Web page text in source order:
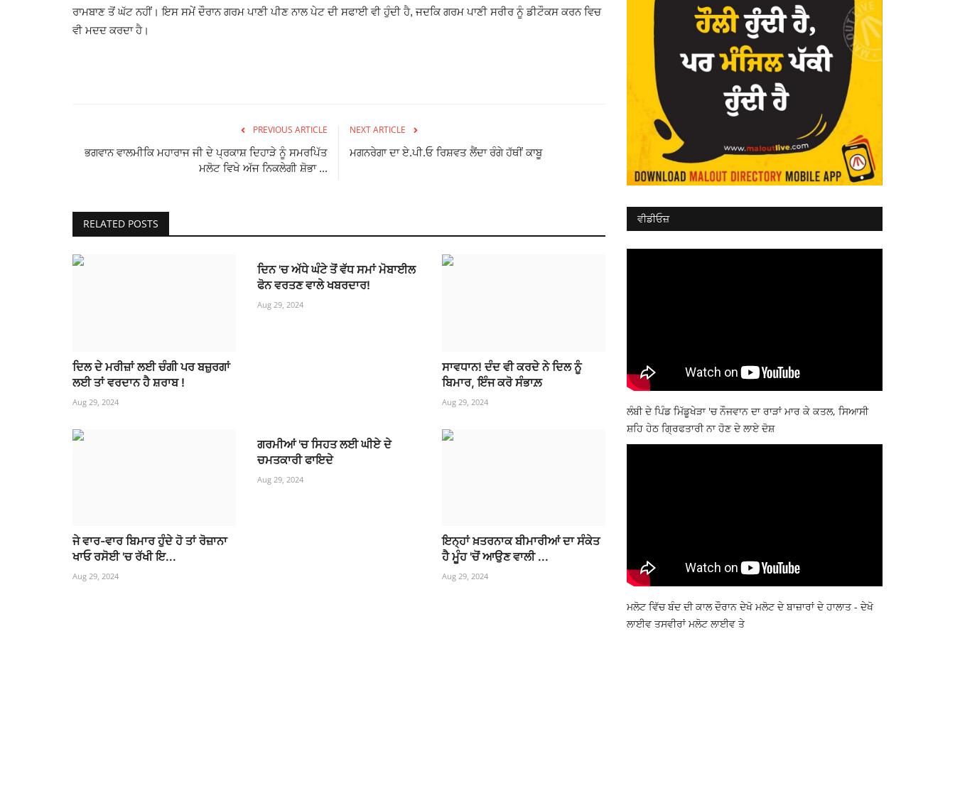
ਰਾਮਬਾਣ ਤੋਂ ਘੱਟ ਨਹੀਂ। ਇਸ ਸਮੇਂ ਦੌਰਾਨ ਗਰਮ ਪਾਣੀ ਪੀਣ ਨਾਲ ਪੇਟ ਦੀ ਸਫਾਈ ਵੀ ਹੁੰਦੀ ਹੈ, ਜਦਕਿ ਗਰਮ ਪਾਣੀ ਸਰੀਰ ਨੂੰ ਡੀਟੌਕਸ ਕਰਨ ਵਿਚ
ਵੀ ਮਦਦ ਕਰਦਾ ਹੈ।
PREVIOUS ARTICLE
ਭਗਵਾਨ ਵਾਲਮੀਕਿ ਮਹਾਰਾਜ ਜੀ ਦੇ ਪ੍ਰਕਾਸ਼ ਦਿਹਾੜੇ ਨੂੰ ਸਮਰਪਿੱਤ
ਮਲੋਟ ਵਿਖੇ ਅੱਜ ਨਿਕਲੇਗੀ ਸ਼ੋਭਾ ...
NEXT ARTICLE
ਮਗਨਰੇਗਾ ਦਾ ਏ.ਪੀ.ਓ ਰਿਸ਼ਵਤ ਲੈਂਦਾ ਰੰਗੇ ਹੱਥੀਂ ਕਾਬੂ
RELATED POSTS
ਦਿਲ ਦੇ ਮਰੀਜ਼ਾਂ ਲਈ ਚੰਗੀ ਪਰ ਬਜ਼ੁਰਗਾਂ
ਲਈ ਤਾਂ ਵਰਦਾਨ ਹੈ ਸ਼ਰਾਬ !
Aug 29, 2024
ਦਿਨ 'ਚ ਅੱਧੇ ਘੰਟੇ ਤੋਂ ਵੱਧ ਸਮਾਂ ਮੋਬਾਈਲ
ਫੋਨ ਵਰਤਣ ਵਾਲੇ ਖਬਰਦਾਰ!
Aug 29, 2024
ਸਾਵਧਾਨ! ਦੰਦ ਵੀ ਕਰਦੇ ਨੇ ਦਿਲ ਨੂੰ
ਬਿਮਾਰ, ਇੰਜ ਕਰੋ ਸੰਭਾਲ਼
Aug 29, 2024
ਜੇ ਵਾਰ-ਵਾਰ ਬਿਮਾਰ ਹੁੰਦੇ ਹੋ ਤਾਂ ਰੋਜ਼ਾਨਾ
ਖਾਓ ਰਸੋਈ 'ਚ ਰੱਖੀ ਇ...
Aug 29, 2024
ਗਰਮੀਆਂ 'ਚ ਸਿਹਤ ਲਈ ਘੀਏ ਦੇ
ਚਮਤਕਾਰੀ ਫਾਇਦੇ
Aug 29, 2024
ਇਨ੍ਹਾਂ ਖ਼ਤਰਨਾਕ ਬੀਮਾਰੀਆਂ ਦਾ ਸੰਕੇਤ
ਹੈ ਮੂੰਹ 'ਚੋਂ ਆਉਣ ਵਾਲੀ ...
Aug 29, 2024
ਵੀਡੀਓਜ਼
ਲੰਬੀ ਦੇ ਪਿੰਡ ਮਿੱਡੂਖੇੜਾ 'ਚ ਨੌਜਵਾਨ ਦਾ ਰਾੜਾਂ ਮਾਰ ਕੇ ਕਤਲ, ਸਿਆਸੀ
ਸ਼ਹਿ ਹੇਠ ਗ੍ਰਿਫਤਾਰੀ ਨਾ ਹੋਣ ਦੇ ਲਾਏ ਦੋਸ਼
ਮਲੋਟ ਵਿੱਚ ਬੰਦ ਦੀ ਕਾਲ ਦੌਰਾਨ ਦੇਖੋ ਮਲੋਟ ਦੇ ਬਾਜ਼ਾਰਾਂ ਦੇ ਹਾਲਾਤ - ਦੇਖੋ
ਲਾਈਵ ਤਸਵੀਰਾਂ ਮਲੋਟ ਲਾਈਵ ਤੇ